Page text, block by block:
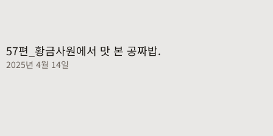
57편_황금사원에서 맛 본 공짜밥.
2025년 4월 14일